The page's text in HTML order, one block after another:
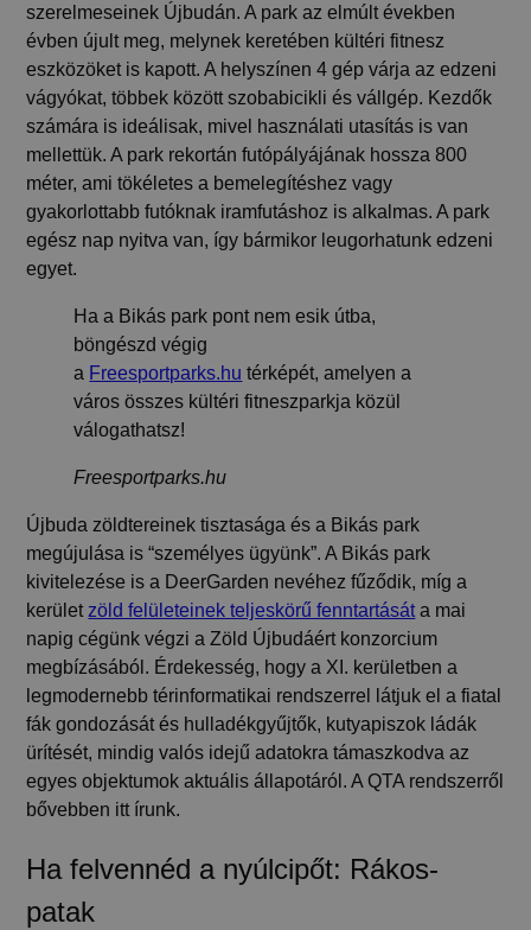
szerelmeseinek Újbudán. A park az elmúlt években
évben újult meg, melynek keretében kültéri fitnesz
eszközöket is kapott. A helyszínen4 gép várja az edzeni
vágyókat, többek között szobabicikli és vállgép. Kezdők
számára is ideálisak, mivel használati utasítás is van
mellettük. A park rekortánfutópályájának hossza 800
méter, ami tökéletes a bemelegítéshez vagy
gyakorlottabb futóknak iramfutáshoz is alkalmas. A park
egész nap nyitva van, így bármikor leugorhatunk edzeni
egyet.
Ha a Bikás park pont nem esik útba,
böngészd végig
a Freesportparks.hu térképét, amelyen a
város összes kültéri fitneszparkja közül
válogathatsz!
Freesportparks.hu
Újbuda zöldtereinek tisztasága és a Bikás park
megújulása is “személyes ügyünk”. A Bikás park
kivitelezése is a DeerGarden nevéhez fűződik, míg a
kerület zöld felületeinek teljeskörű fenntartásáta mai
napig cégünk végzi a Zöld Újbudáért konzorcium
megbízásából. Érdekesség, hogy a XI. kerületben a
legmodernebb térinformatikai rendszerrel látjuk el a fiatal
fák gondozását és hulladékgyűjtők, kutyapiszok ládák
ürítését, mindig valós idejű adatokra támaszkodva az
egyes objektumok aktuális állapotáról. A QTA rendszerről
bővebben itt írunk.
Ha felvennéd a nyúlcipőt: Rákos-
patak